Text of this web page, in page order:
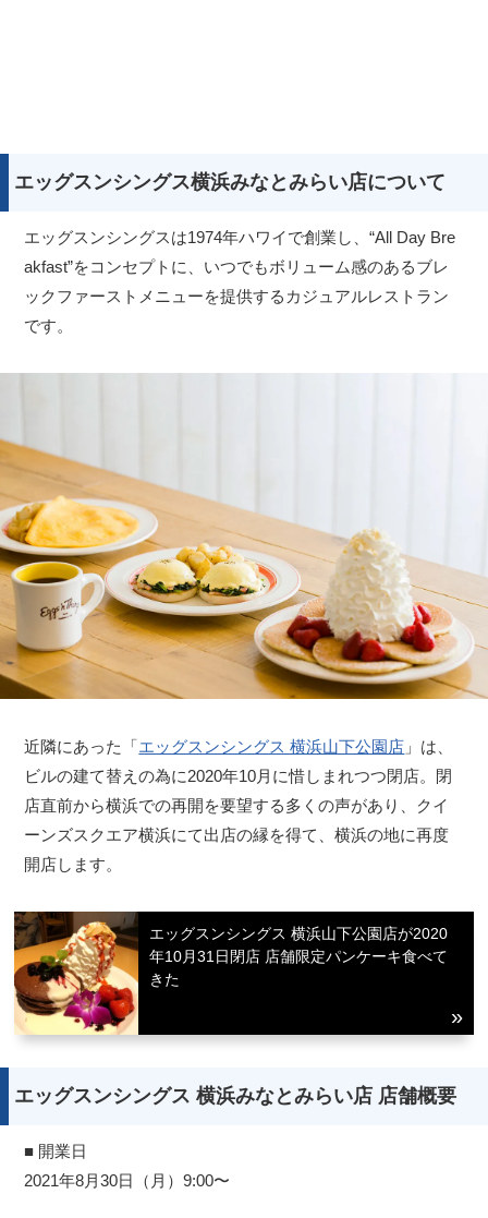
エッグスンシングス横浜みなとみらい店について
エッグスンシングスは1974年ハワイで創業し、“All Day Bre
akfast”をコンセプトに、いつでもボリューム感のあるブレ
ックファーストメニューを提供するカジュアルレストラン
です。
近隣にあった「エッグスンシングス 横浜山下公園店 」は、
ビルの建て替えの為に2020年10月に惜しまれつつ閉店。閉
店直前から横浜での再開を要望する多くの声があり、クイ
ーンズスクエア横浜にて出店の縁を得て、横浜の地に再度
開店します。
エッグスンシングス 横浜山下公園店が2020
年10月31日閉店 店舗限定パンケーキ食べて
きた
エッグスンシングス 横浜みなとみらい店 店舗概要
■ 開業日
2021年8月30日（月）9:00〜